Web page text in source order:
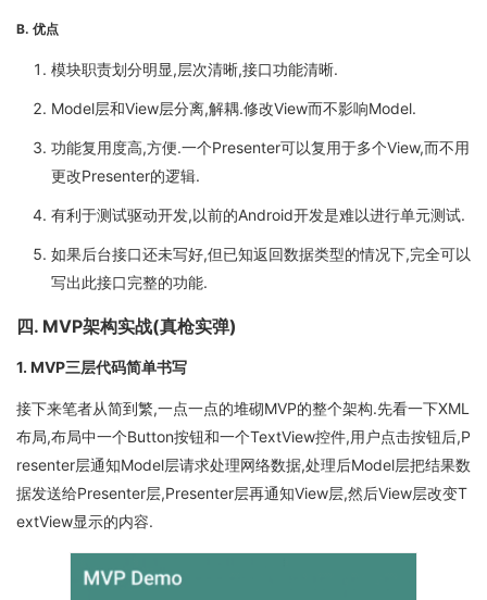
B. 优点
模块职责划分明显,层次清晰,接口功能清晰.
Model层和View层分离,解耦.修改View而不影响Model.
功能复用度高,方便.一个Presenter可以复用于多个View,而不用
更改Presenter的逻辑.
有利于测试驱动开发,以前的Android开发是难以进行单元测试.
如果后台接口还未写好,但已知返回数据类型的情况下,完全可以
写出此接口完整的功能.
四. MVP架构实战(真枪实弹)
1. MVP三层代码简单书写
接下来笔者从简到繁,一点一点的堆砌MVP的整个架构.先看一下XML
布局,布局中一个Button按钮和一个TextView控件,用户点击按钮后,P
resenter层通知Model层请求处理网络数据,处理后Model层把结果数
据发送给Presenter层,Presenter层再通知View层,然后View层改变T
extView显示的内容.